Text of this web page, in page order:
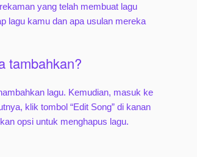
yang telah membuat lagu
lagu kamu dan apa usulan mereka
tambahkan?
lagu. Kemudian, masuk ke
klik tombol “Edit Song” di kanan
opsi untuk menghapus lagu.